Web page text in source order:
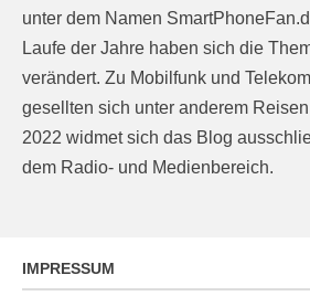
unter dem Namen
Laufe der Jahre haben sich die
verändert. Zu Mobilfunk und
gesellten sich unter anderem
2022 widmet sich das Blog
dem Radio- und Medienbereich.
IMPRESSUM